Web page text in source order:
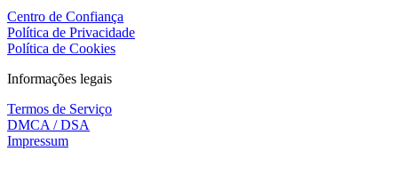
Centro de Confiança
Política de Privacidade
Política de Cookies
Informações legais
Termos de Serviço
DMCA / DSA
Impressum